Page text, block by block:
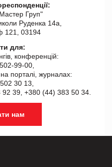
Груп"
Руденка 14а,
121, 03194
для:
конференцій:
99-00,
порталі, журналах:
30 13,
92 39, +380 (44) 383 50 34.
нам